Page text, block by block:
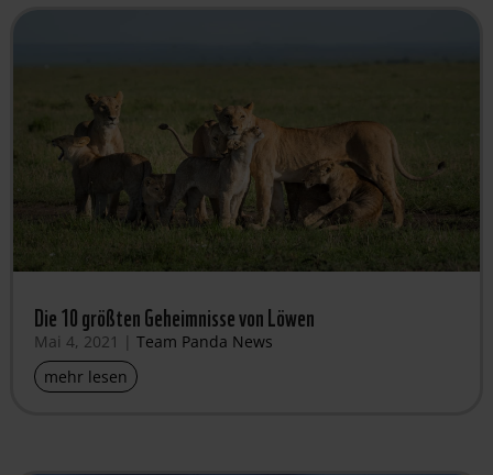
Die 10 größten Geheimnisse von Löwen
Mai 4, 2021 | Team Panda News
mehr lesen